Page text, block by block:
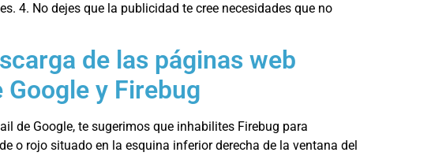
4. No dejes que la publicidad te cree necesidades que no
de las páginas web
y Firebug
de Google, te sugerimos que inhabilites Firebug para
o rojo situado en la esquina inferior derecha de la ventana del